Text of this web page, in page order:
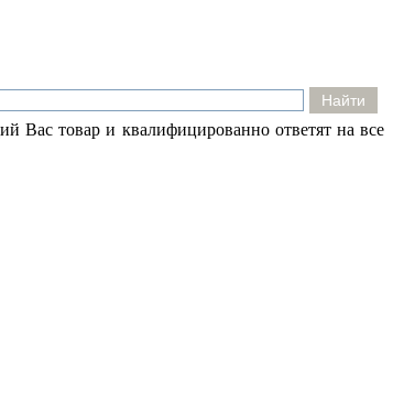
Вас товар и квалифицированно ответят на все